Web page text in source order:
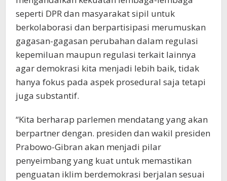
seperti DPR dan masyarakat sipil untuk
berkolaborasi dan berpartisipasi merumuskan
gagasan-gagasan perubahan dalam regulasi
kepemiluan maupun regulasi terkait lainnya
agar demokrasi kita menjadi lebih baik, tidak
hanya fokus pada aspek prosedural saja tetapi
juga substantif.
“Kita berharap parlemen mendatang yang akan
berpartner dengan. presiden dan wakil presiden
Prabowo-Gibran akan menjadi pilar
penyeimbang yang kuat untuk memastikan
penguatan iklim berdemokrasi berjalan sesuai